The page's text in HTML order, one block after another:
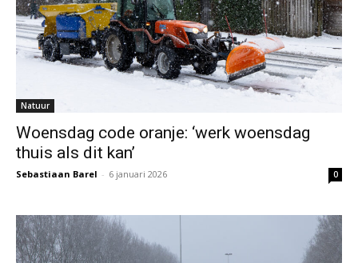
Natuur
Woensdag code oranje: ‘werk woensdag
thuis als dit kan’
Sebastiaan Barel - 6 januari 2026 0